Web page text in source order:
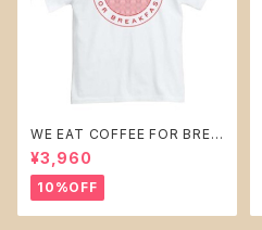
WE EAT COFFEE FOR BREA
KFAST ver.1 Tシャツ白（Mサ
イズ）ホワイト tシャツ
¥3,960
10%OFF